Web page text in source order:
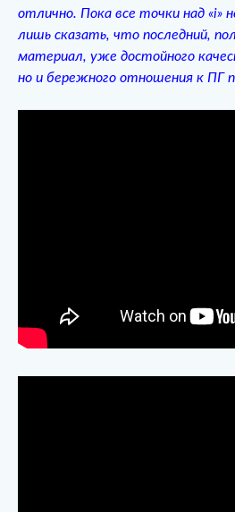
отлично. Пока все точки над «i»
лишь сказать, что последний,
материал, уже достойного
но и бережного отношения к ПГ